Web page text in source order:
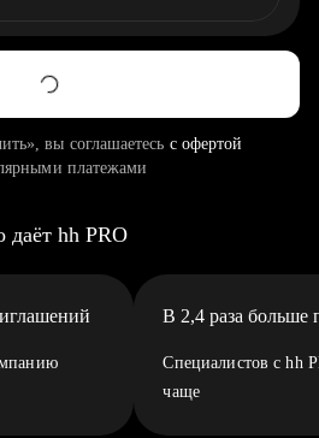
вы соглашаетесь с офертой
платежами
даёт hh PRO
В 2,4 раза больше
Специалистов с hh
чаще